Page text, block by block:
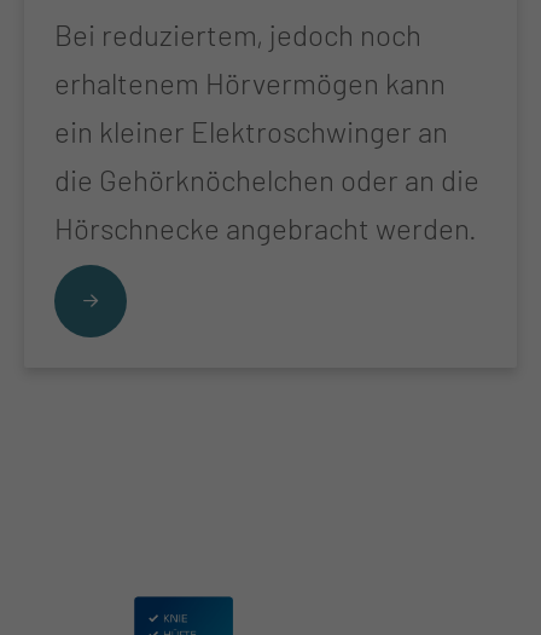
Bei reduziertem, jedoch noch
erhaltenem Hörvermögen kann
ein kleiner Elektroschwinger an
die Gehörknöchelchen oder an die
Hörschnecke angebracht werden.